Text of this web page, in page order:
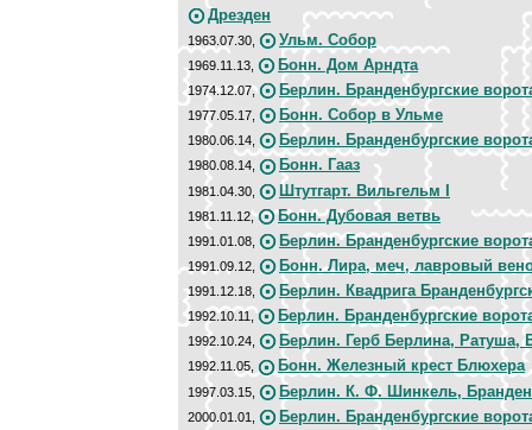
Дрезден
1963.07.30, Ульм. Собор
1969.11.13, Бонн. Дом Арндта
1974.12.07, Берлин. Бранденбургские
1977.05.17, Бонн. Собор в Ульме
1980.06.14, Берлин. Бранденбургские
1980.08.14, Бонн. Гааз
1981.04.30, Штутгарт. Вильгельм I
1981.11.12, Бонн. Дубовая ветвь
1991.01.08, Берлин. Бранденбургские
1991.09.12, Бонн. Лира, меч, лавровый
1991.12.18, Берлин. Квадрига
1992.10.11, Берлин. Бранденбургские
1992.10.24, Берлин. Герб Берлина, Ратуша,
1992.11.05, Бонн. Железный крест Блюхера
1997.03.15, Берлин. К. Ф. Шинкель,
2000.01.01, Берлин. Бранденбургские